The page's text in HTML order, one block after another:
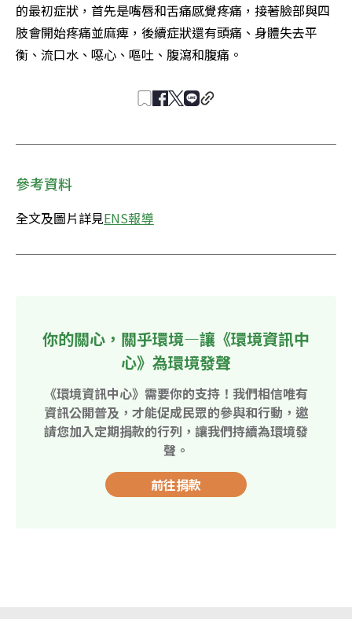
的最初症狀，首先是嘴唇和舌痛感覺疼痛，接著臉部與四
肢會開始疼痛並麻痺，後續症狀還有頭痛、身體失去平
衡、流口水、噁心、嘔吐、腹瀉和腹痛。
參考資料
全文及圖片詳見ENS報導
你的關心，關乎環境—讓《環境資訊中
心》為環境發聲
《環境資訊中心》需要你的支持！我們相信唯有
資訊公開普及，才能促成民眾的參與和行動，邀
請您加入定期捐款的行列，讓我們持續為環境發
聲。
前往捐款